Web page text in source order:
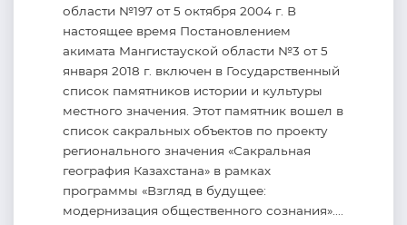
области №197 от 5 октября 2004 г. В
настоящее время Постановлением
акимата Мангистауской области №3 от 5
января 2018 г. включен в Государственный
список памятников истории и культуры
местного значения. Этот памятник вошел в
список сакральных объектов по проекту
регионального значения «Сакральная
география Казахстана» в рамках
программы «Взгляд в будущее:
модернизация общественного сознания»....